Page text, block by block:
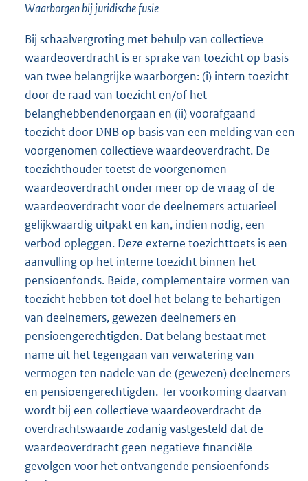
Waarborgen bij juridische fusie
Bij schaalvergroting met behulp van collectieve
waardeoverdracht is er sprake van toezicht op basis
van twee belangrijke waarborgen: (i) intern toezicht
door de raad van toezicht en/of het
belanghebbendenorgaan en (ii) voorafgaand
toezicht door DNB op basis van een melding van een
voorgenomen collectieve waardeoverdracht. De
toezichthouder toetst de voorgenomen
waardeoverdracht onder meer op de vraag of de
waardeoverdracht voor de deelnemers actuarieel
gelijkwaardig uitpakt en kan, indien nodig, een
verbod opleggen. Deze externe toezichttoets is een
aanvulling op het interne toezicht binnen het
pensioenfonds. Beide, complementaire vormen van
toezicht hebben tot doel het belang te behartigen
van deelnemers, gewezen deelnemers en
pensioengerechtigden. Dat belang bestaat met
name uit het tegengaan van verwatering van
vermogen ten nadele van de (gewezen) deelnemers
en pensioengerechtigden. Ter voorkoming daarvan
wordt bij een collectieve waardeoverdracht de
overdrachtswaarde zodanig vastgesteld dat de
waardeoverdracht geen negatieve financiële
gevolgen voor het ontvangende pensioenfonds